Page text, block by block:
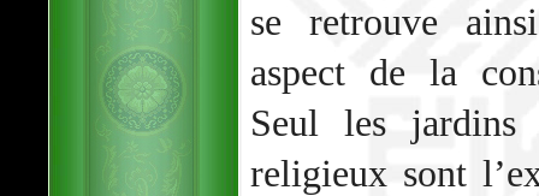
se retrouve
aspect de la
Seul les jardins
religieux sont